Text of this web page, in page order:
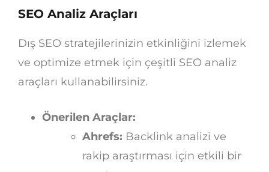
SEO Analiz Araçları
Dış SEO stratejilerinizin etkinliğini izlemek
ve optimize etmek için çeşitli SEO analiz
araçları kullanabilirsiniz.
Önerilen Araçlar:
Ahrefs: Backlink analizi ve
rakip araştırması için etkili bir